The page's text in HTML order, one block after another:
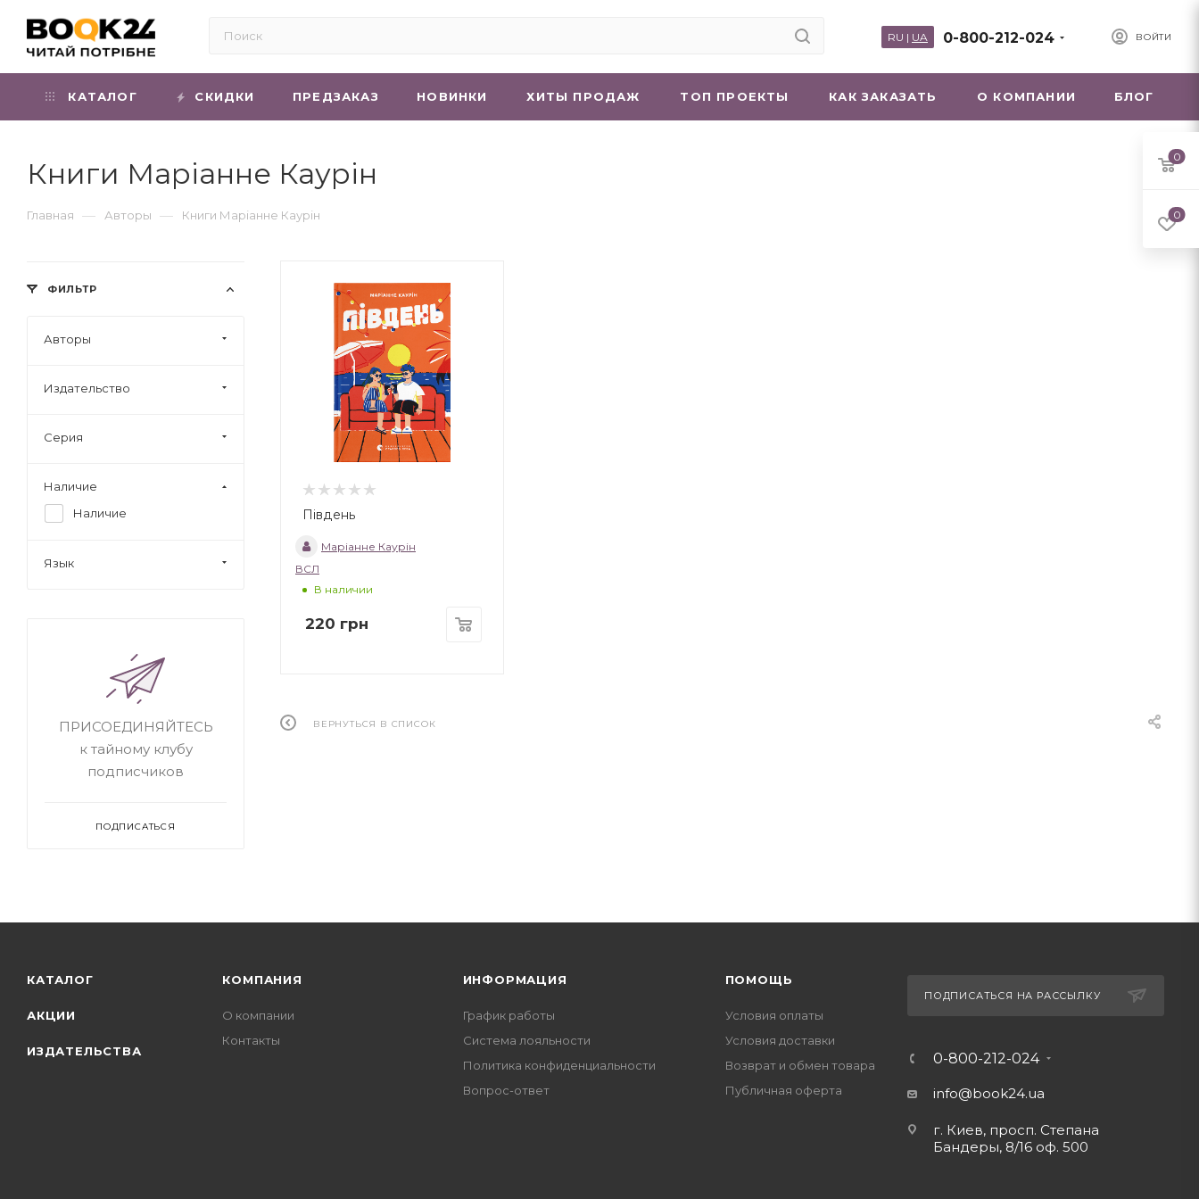
ВОЙТИ
0-800-212-024
RU | UA
КАТАЛОГ СКИДКИ ПРЕДЗАКАЗ НОВИНКИ ХИТЫ ПРОДАЖ ТОП ПРОЕКТЫ КАК ЗАКАЗАТЬ О КОМПАНИИ БЛОГ
Книги Маріанне Каурін
Главная — Авторы — Книги Маріанне Каурін
Південь
Маріанне Каурін
ВСЛ
В наличии
220 грн
ВЕРНУТЬСЯ В СПИСОК
ФИЛЬТР
Авторы
Издательство
Серия
Наличие
Наличие
Язык
ПРИСОЕДИНЯЙТЕСЬ
к тайному клубу
подписчиков
ПОДПИСАТЬСЯ
КАТАЛОГ
АКЦИИ
ИЗДАТЕЛЬСТВА
КОМПАНИЯ
О компании
Контакты
ИНФОРМАЦИЯ
График работы
Система лояльности
Политика конфиденциальности
Вопрос-ответ
ПОМОЩЬ
Условия оплаты
Условия доставки
Возврат и обмен товара
Публичная оферта
ПОДПИСАТЬСЯ НА РАССЫЛКУ
0-800-212-024
info@book24.ua
г. Киев, просп. Степана
Бандеры, 8/16 оф. 500
0
0